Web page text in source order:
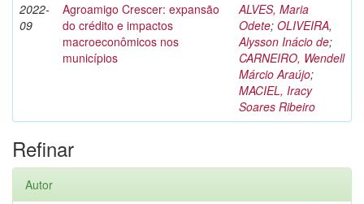
2022-
09
Agroamigo Crescer: expansão
do crédito e impactos
macroeconômicos nos
municípios
ALVES, Maria
Odete; OLIVEIRA,
Alysson Inácio de;
CARNEIRO, Wendell
Márcio Araújo;
MACIEL, Iracy
Soares Ribeiro
Refinar
Autor